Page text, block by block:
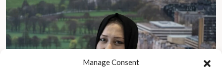
Manage Consent